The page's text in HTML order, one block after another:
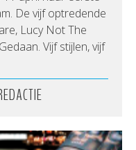
De vijf optredende
Lucy Not The
Vijf stijlen, vijf